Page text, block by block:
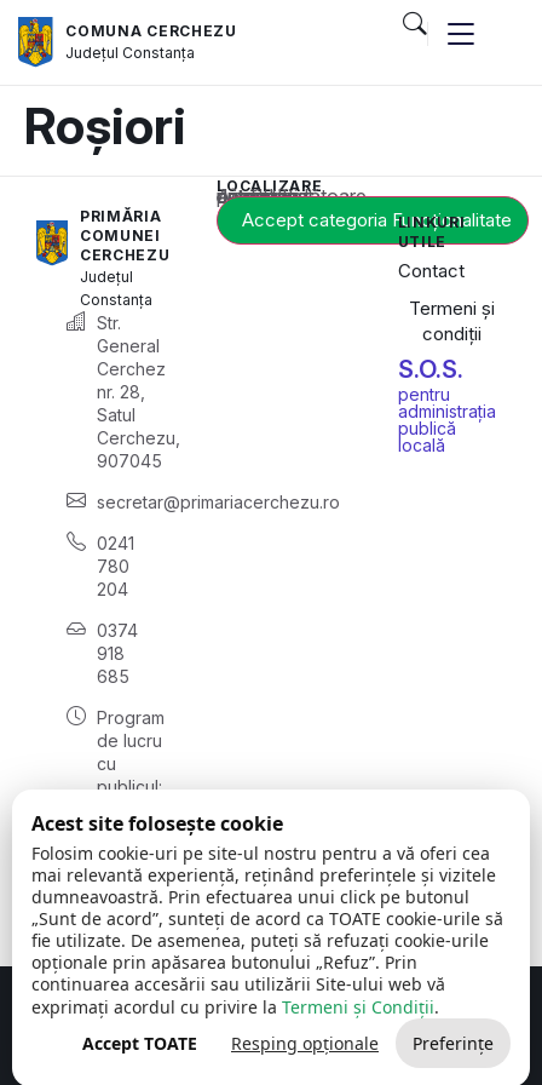
COMUNA CERCHEZU
JudețulConstanța
Roșiori
PRIMĂRIA
COMUNEI
CERCHEZU
Județul
Constanța
Str.
General
Cerchez
nr. 28,
Satul
Cerchezu,
907045
secretar@primariacerchezu.ro
0241
780
204
0374
918
685
Program
de lucru
cu
publicul:
08:00 -
16:30
, vineri:
08:00 -
14:00
LOCALIZARE
Acest conținut este blocat până când acceptați categoria corespunzătoare de cookie-uri.
Accept categoria Funcționalitate
LINKURI
UTILE
Contact
Termeni și
condiții
S.O.S.
pentru
administrația
publică
locală
Comuna Cerchezu © 2026Toate drepturile rezervate
Concept realizat de Big Media Relații Publice SRL
Acest site folosește cookie
Folosim cookie-uri pe site-ul nostru pentru a vă oferi cea
mai relevantă experiență, reținând preferințele și vizitele
dumneavoastră. Prin efectuarea unui click pe butonul
„Sunt de acord”, sunteți de acord ca TOATE cookie-urile să
fie utilizate. De asemenea, puteți să refuzați cookie-urile
opționale prin apăsarea butonului „Refuz”. Prin
continuarea accesării sau utilizării Site-ului web vă
exprimați acordul cu privire la Termeni și Condiții.
Accept TOATE
Resping opționale Preferințe